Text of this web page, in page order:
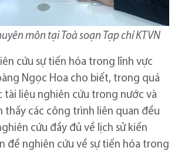
môn tại Toà soạn Tạp chí KTVN
cứu sự tiến hóa trong lĩnh vực
Ngọc Hoa cho biết, trong quá
tài liệu nghiên cứu trong nước và
thấy các công trình liên quan đều
cứu đầy đủ về lịch sử kiến
đề nghiên cứu về sự tiến hóa trong